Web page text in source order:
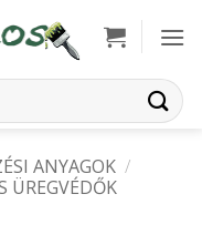
ANYAGOK /
ÜREGVÉDŐK